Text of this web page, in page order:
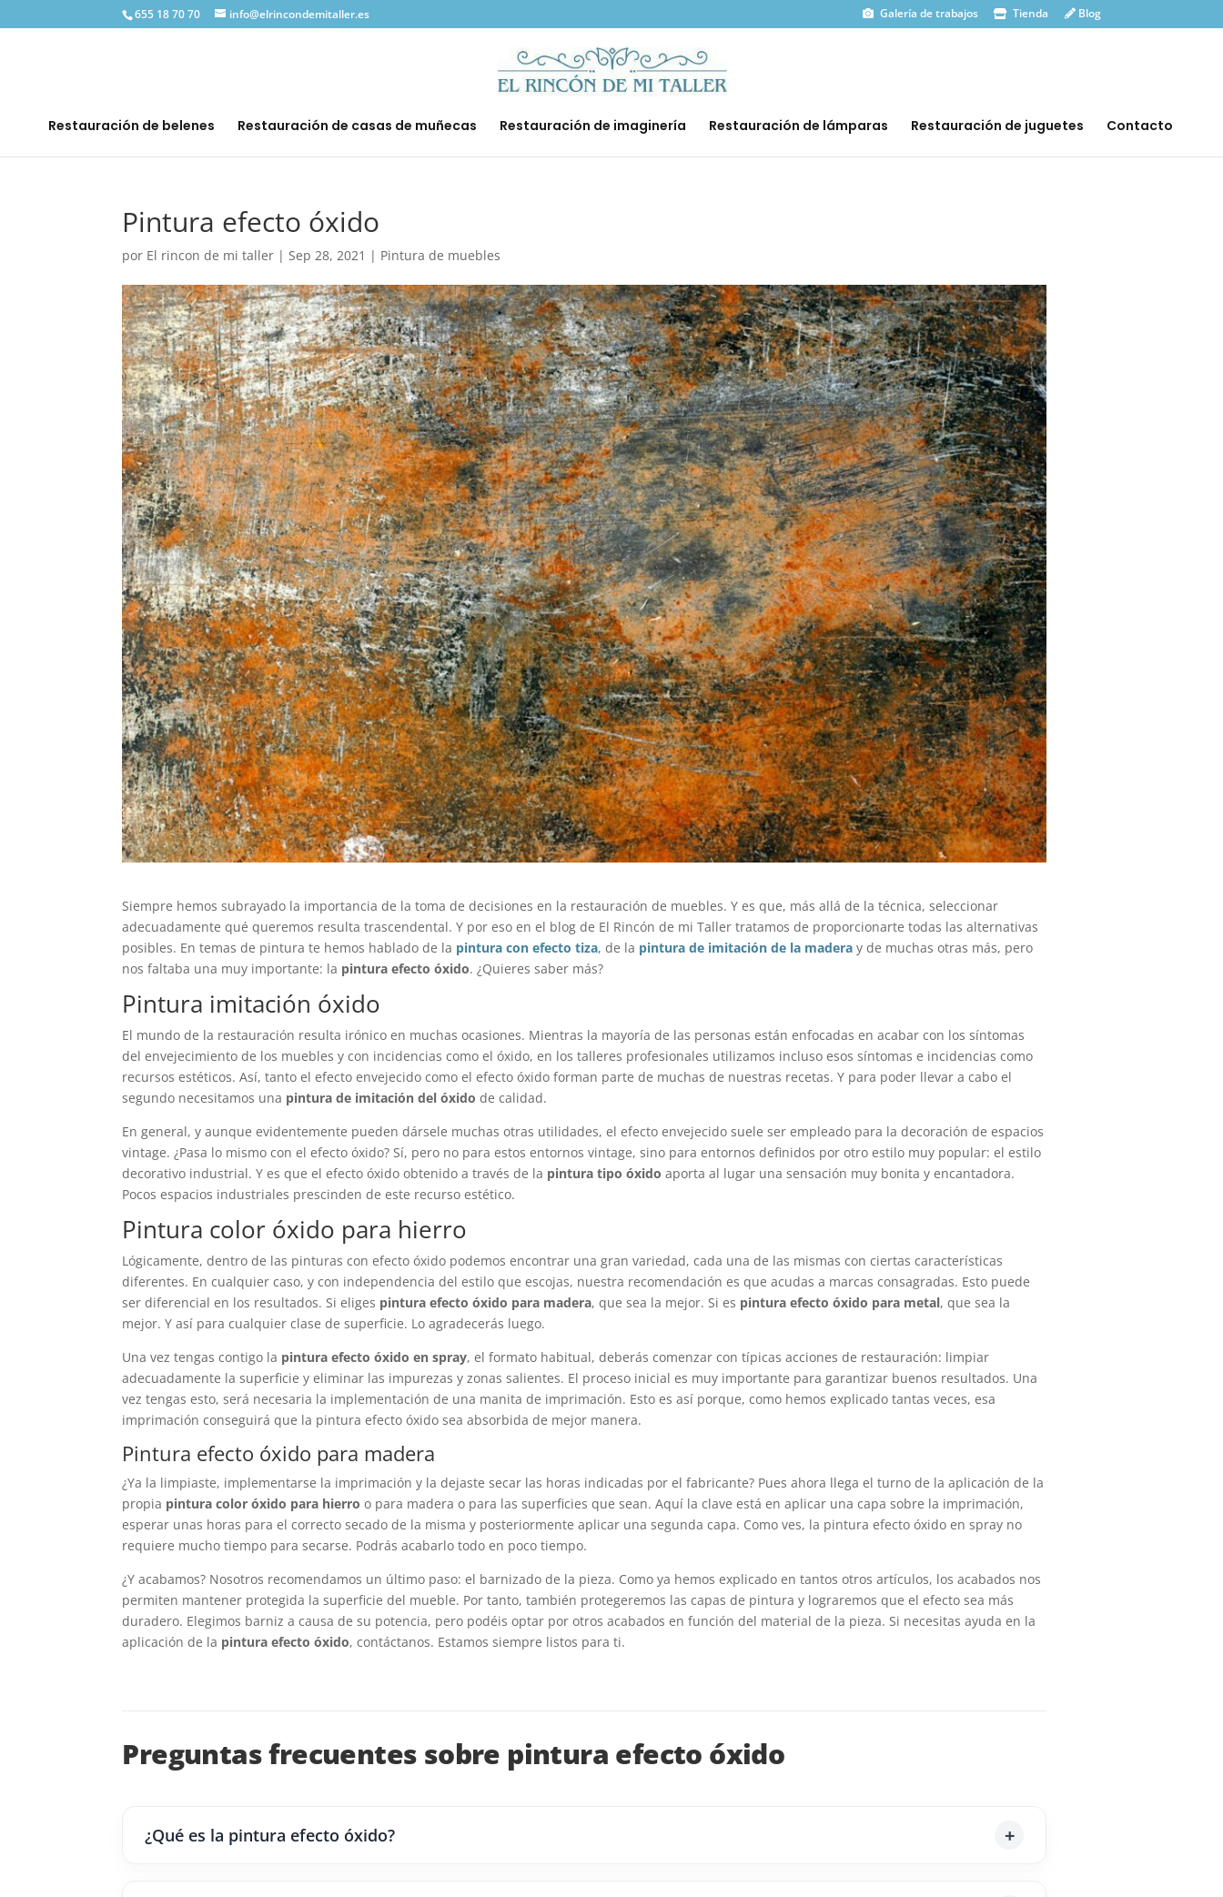
655 18 70 70 info@elrincondemitaller.es Galería de trabajos Tienda Blog
Restauración de belenes Restauración de casas de muñecas Restauración de imaginería Restauración de lámparas Restauración de juguetes Contacto
Pintura efecto óxido
por El rincon de mi taller |Sep 28, 2021 | Pintura de muebles
Siempre hemos subrayado la importancia de la toma de decisiones en la restauración de muebles. Y es que, más allá de la técnica, seleccionar
adecuadamente qué queremos resulta trascendental. Y por eso en el blog de El Rincón de mi Taller tratamos de proporcionarte todas las alternativas
posibles. En temas de pintura te hemos hablado de la pintura con efecto tiza, de la pintura de imitación de la madera y de muchas otras más, pero
nos faltaba una muy importante: la pintura efecto óxido. ¿Quieres saber más?
Pintura imitación óxido
El mundo de la restauración resulta irónico en muchas ocasiones. Mientras la mayoría de las personas están enfocadas en acabar con los síntomas
del envejecimiento de los muebles y con incidencias como el óxido, en los talleres profesionales utilizamos incluso esos síntomas e incidencias como
recursos estéticos. Así, tanto el efecto envejecido como el efecto óxido forman parte de muchas de nuestras recetas. Y para poder llevar a cabo el
segundo necesitamos una pintura de imitación del óxido de calidad.
En general, y aunque evidentemente pueden dársele muchas otras utilidades, el efecto envejecido suele ser empleado para la decoración de espacios
vintage. ¿Pasa lo mismo con el efecto óxido? Sí, pero no para estos entornos vintage, sino para entornos definidos por otro estilo muy popular: el estilo
decorativo industrial. Y es que el efecto óxido obtenido a través de la pintura tipo óxido aporta al lugar una sensación muy bonita y encantadora.
Pocos espacios industriales prescinden de este recurso estético.
Pintura color óxido para hierro
Lógicamente, dentro de las pinturas con efecto óxido podemos encontrar una gran variedad, cada una de las mismas con ciertas características
diferentes. En cualquier caso, y con independencia del estilo que escojas, nuestra recomendación es que acudas a marcas consagradas. Esto puede
ser diferencial en los resultados. Si eliges pintura efecto óxido para madera, que sea la mejor. Si es pintura efecto óxido para metal, que sea la
mejor. Y así para cualquier clase de superficie. Lo agradecerás luego.
Una vez tengas contigo la pintura efecto óxido en spray, el formato habitual, deberás comenzar con típicas acciones de restauración: limpiar
adecuadamente la superficie y eliminar las impurezas y zonas salientes. El proceso inicial es muy importante para garantizar buenos resultados. Una
vez tengas esto, será necesaria la implementación de una manita de imprimación. Esto es así porque, como hemos explicado tantas veces, esa
imprimación conseguirá que la pintura efecto óxido sea absorbida de mejor manera.
Pintura efecto óxido para madera
¿Ya la limpiaste, implementarse la imprimación y la dejaste secar las horas indicadas por el fabricante? Pues ahora llega el turno de la aplicación de la
propia pintura color óxido para hierro o para madera o para las superficies que sean. Aquí la clave está en aplicar una capa sobre la imprimación,
esperar unas horas para el correcto secado de la misma y posteriormente aplicar una segunda capa. Como ves, la pintura efecto óxido en spray no
requiere mucho tiempo para secarse. Podrás acabarlo todo en poco tiempo.
¿Y acabamos? Nosotros recomendamos un último paso: el barnizado de la pieza. Como ya hemos explicado en tantos otros artículos, los acabados nos
permiten mantener protegida la superficie del mueble. Por tanto, también protegeremos las capas de pintura y lograremos que el efecto sea más
duradero. Elegimos barniz a causa de su potencia, pero podéis optar por otros acabados en función del material de la pieza. Si necesitas ayuda en la
aplicación de la pintura efecto óxido, contáctanos. Estamos siempre listos para ti.
Preguntas frecuentes sobre pintura efecto óxido
¿Qué es la pintura efecto óxido?